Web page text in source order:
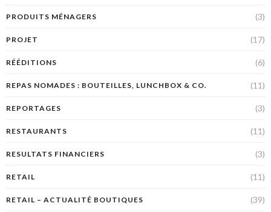
PRODUITS MÉNAGERS (3)
PROJET (17)
RÉÉDITIONS (6)
REPAS NOMADES : BOUTEILLES, LUNCHBOX & CO. (11)
REPORTAGES (3)
RESTAURANTS (11)
RESULTATS FINANCIERS (3)
RETAIL (11)
RETAIL – ACTUALITÉ BOUTIQUES (39)